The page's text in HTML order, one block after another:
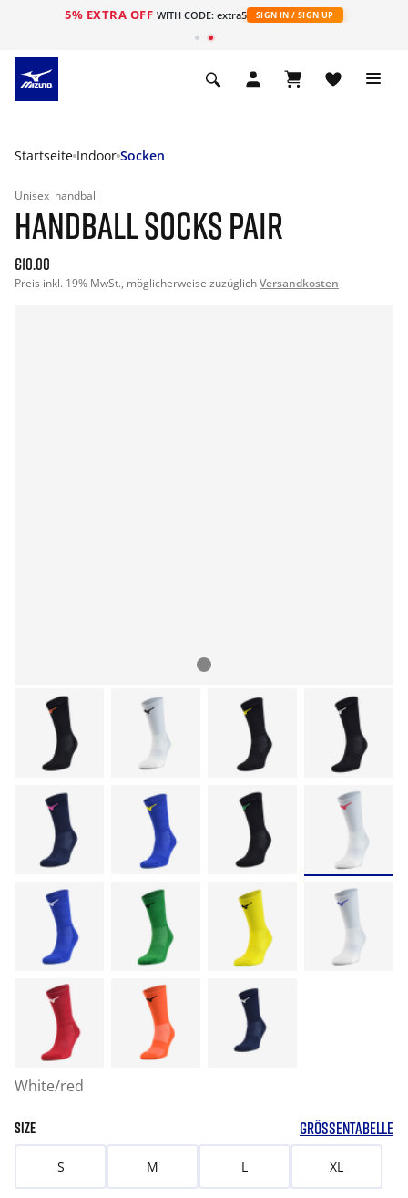
5% EXTRA OFF WITH CODE: extra5 SIGN IN / SIGN UP
Startseite Indoor Socken
Unisex handball
HANDBALL SOCKS PAIR
€10.00
Preis inkl. 19% MwSt., möglicherweise zuzüglichVersandkosten
White/red
SIZE GRÖSSENTABELLE
S M L XL